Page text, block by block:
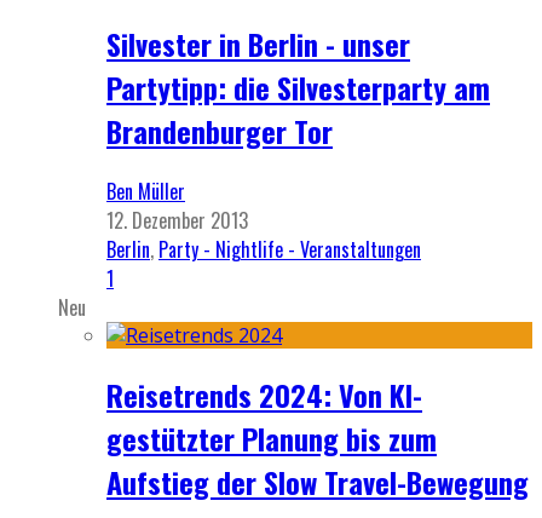
Silvester in Berlin - unser
Partytipp: die Silvesterparty am
Brandenburger Tor
Ben Müller
12. Dezember 2013
Berlin, Party - Nightlife - Veranstaltungen
1
Neu
Reisetrends 2024: Von KI-
gestützter Planung bis zum
Aufstieg der Slow Travel-Bewegung